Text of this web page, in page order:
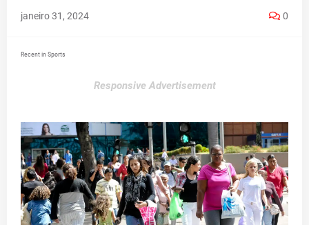
janeiro 31, 2024 0
Recent in Sports
Responsive Advertisement